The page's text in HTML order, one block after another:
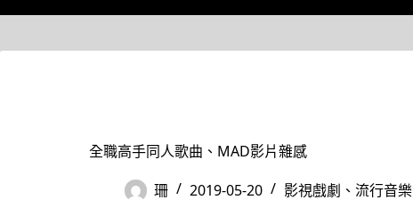
全職高手同人歌曲、MAD影片雜感
珊
2019-05-20 影視戲劇、流行音樂